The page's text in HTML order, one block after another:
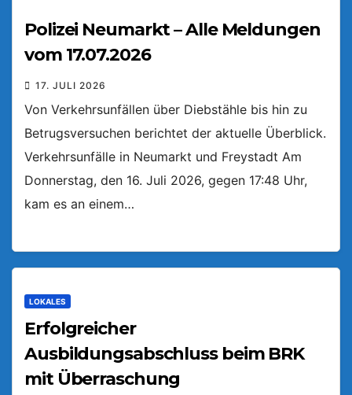
Polizei Neumarkt – Alle Meldungen
vom 17.07.2026
17. JULI 2026
Von Verkehrsunfällen über Diebstähle bis hin zu
Betrugsversuchen berichtet der aktuelle Überblick.
Verkehrsunfälle in Neumarkt und Freystadt Am
Donnerstag, den 16. Juli 2026, gegen 17:48 Uhr,
kam es an einem…
LOKALES
Erfolgreicher
Ausbildungsabschluss beim BRK
mit Überraschung